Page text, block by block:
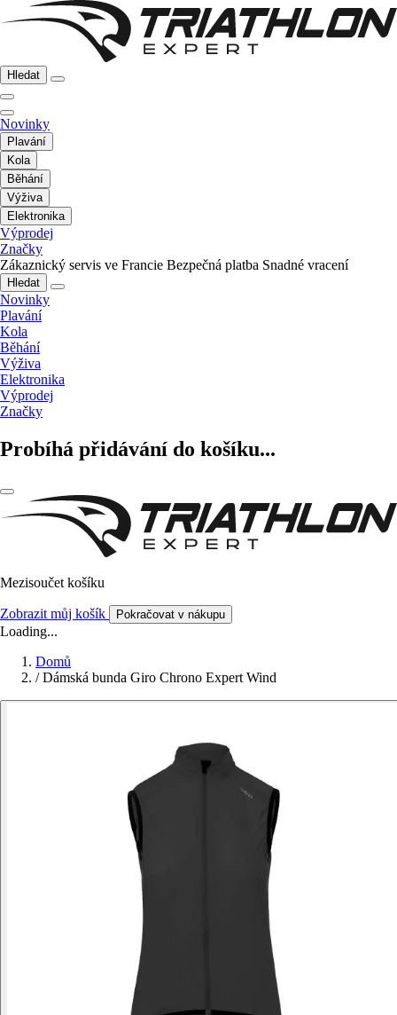
Hledat
Novinky
Plavání
Kola
Běhání
Výživa
Elektronika
Výprodej
Značky
Zákaznický servis ve Francie Bezpečná platba Snadné vracení
Hledat
Novinky
Plavání
Kola
Běhání
Výživa
Elektronika
Výprodej
Značky
Probíhá přidávání do košíku...
Mezisoučet košíku
Zobrazit můj košík Pokračovat v nákupu
Loading...
Domů
/ Dámská bunda Giro Chrono Expert Wind